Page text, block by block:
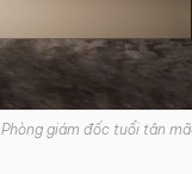
Phòng giám đốc tuổi tân